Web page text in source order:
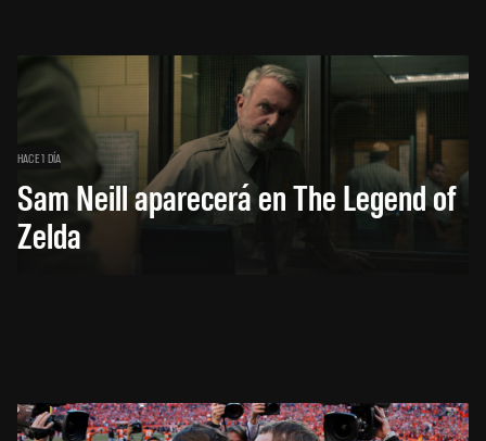
HACE 1 DÍA
Sam Neill aparecerá en The Legend of
Zelda